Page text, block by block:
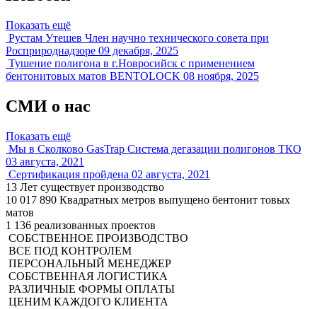
Показать ещё
Рустам Утешев Член научно технического совета при
Росприроднадзоре 09 декабря, 2025
Тушение полигона в г.Новросийск с применением
бентонитовых матов BENTOLOCK 08 ноября, 2025
СМИ о нас
Показать ещё
Мы в Сколково GasTrap Система дегазации полигонов ТКО
03 августа, 2021
Сертификация пройдена 02 августа, 2021
13 Лет существует производство
10 017 890 Квадратных метров выпущено бентонит товых
матов
1 136 реализованных проектов
СОБСТВЕННОЕ ПРОИЗВОДСТВО
ВСЕ ПОД КОНТРОЛЕМ
ПЕРСОНАЛЬНЫЙ МЕНЕДЖЕР
СОБСТВЕННАЯ ЛОГИСТИКА
РАЗЛИЧНЫЕ ФОРМЫ ОПЛАТЫ​
ЦЕНИМ КАЖДОГО КЛИЕНТА